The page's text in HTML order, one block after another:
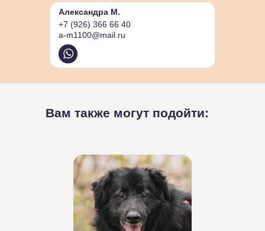
Александра М.
+7 (926) 366 66 40
a-m1100@mail.ru
Вам также могут подойти: